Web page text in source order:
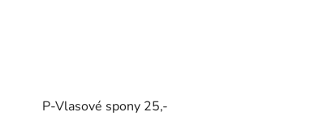
P-Vlasové spony 25,-